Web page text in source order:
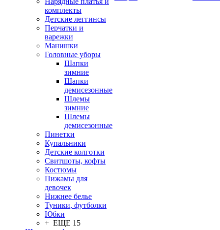
комплекты
Детские леггинсы
Перчатки и
варежки
Манишки
Головные уборы
Шапки
зимние
Шапки
демисезонные
Шлемы
зимние
Шлемы
демисезонные
Пинетки
Купальники
Детские колготки
Свитшоты, кофты
Костюмы
Пижамы для
девочек
Нижнее белье
Туники, футболки
Юбки
+ ЕЩЕ 15